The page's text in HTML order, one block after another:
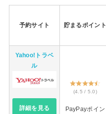
予約サイト 貯まるポイント
Yahoo!トラベ
ル
詳細を見る
(4.5 / 5.0)
PayPayポイン